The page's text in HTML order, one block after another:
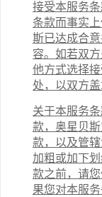
接受本服务
条款而事实
斯已达成合
容。如若双
他方式选择
处，以双方盖
关于本服务
款，奥星贝
款，以及管
加粗或加下
款之前，请
果您对本服